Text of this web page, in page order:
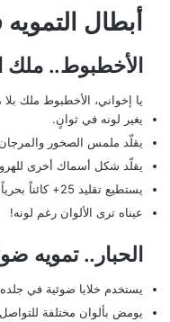
أبطال
الأخطبوط.. ملك
يا إخواني، الأخطبوط ملك بلا
يغير لونه في ثوانٍ.
يقلّد ملمس الصخور
يقلّد شكل أسماك أخرى
يستطيع تقليد 25+ كائناً بحرياً.
عيناه ترى الألوان رغم لونه!
الحبار.. تمويه
يستخدم خلايا ضوئية في
يومض بألوان مختلفة